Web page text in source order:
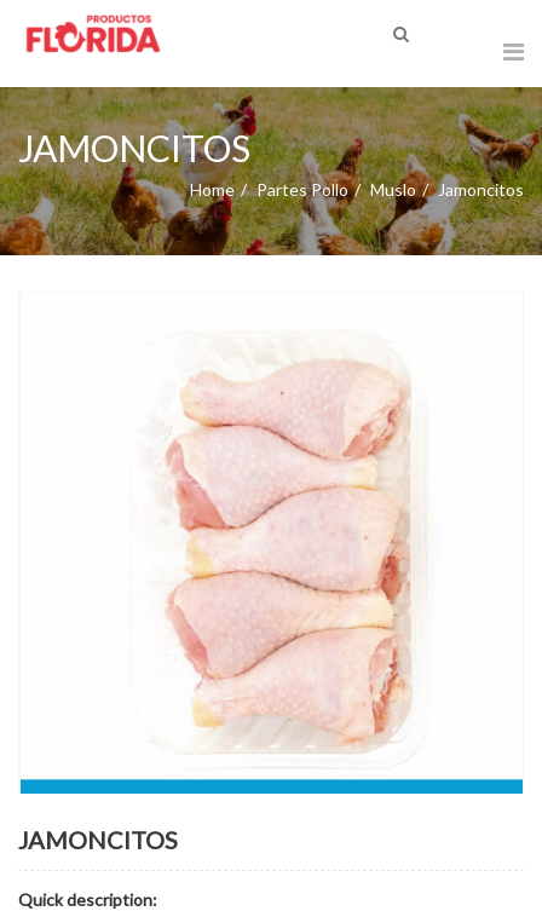
JAMONCITOS
Home Partes Pollo Muslo Jamoncitos
JAMONCITOS
Quick description: